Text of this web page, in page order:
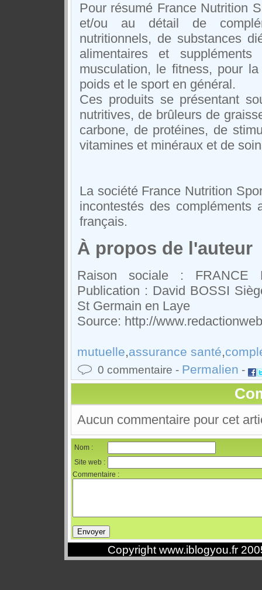
Pour résumé France Nutrition
et/ou au détail de
nutritionnels, de substances
alimentaires et
musculation, le fitness, pour
poids et le sport en général.
Ces produits se présentant
nutritives, de brûleurs de
carbone, de protéines, de
vitamines et minéraux et de
La société France Nutrition
incontestés des
français.
À propos de l'auteur
Raison sociale : FRANCE
Publication : David BOSSI
St Germain en Laye
Source: http://
mutuelle,assurance santé,
0 commentaire - Permalien -
Aucun commentaire pour cet
Nom :
Site web :
Commentaire :
Copyright www.iblogyou.fr